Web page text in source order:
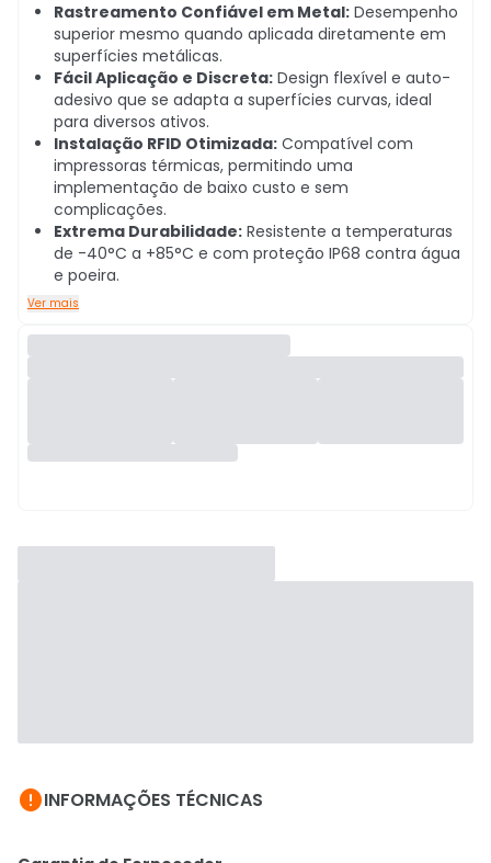
Rastreamento Confiável em Metal: Desempenho
superior mesmo quando aplicada diretamente em
superfícies metálicas.
Fácil Aplicação e Discreta: Design flexível e auto-
adesivo que se adapta a superfícies curvas, ideal
para diversos ativos.
Instalação RFID Otimizada: Compatível com
impressoras térmicas, permitindo uma
implementação de baixo custo e sem
complicações.
Extrema Durabilidade: Resistente a temperaturas
de -40°C a +85°C e com proteção IP68 contra água
e poeira.
Ver mais
INFORMAÇÕES TÉCNICAS